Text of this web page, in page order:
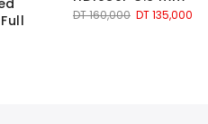
DT160,000 Le
DT135,000